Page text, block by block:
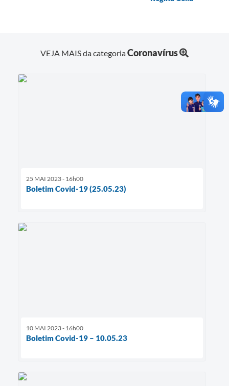
VEJA MAIS da categoriaCoronavírus
25 MAI 2023 - 16h00
Boletim Covid-19 (25.05.23)
10 MAI 2023 - 16h00
Boletim Covid-19 – 10.05.23